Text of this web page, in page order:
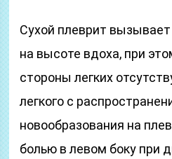
Сухой плеврит
на высоте вдоха, при
стороны легких
легкого с
новообразования на
болью в левом боку при